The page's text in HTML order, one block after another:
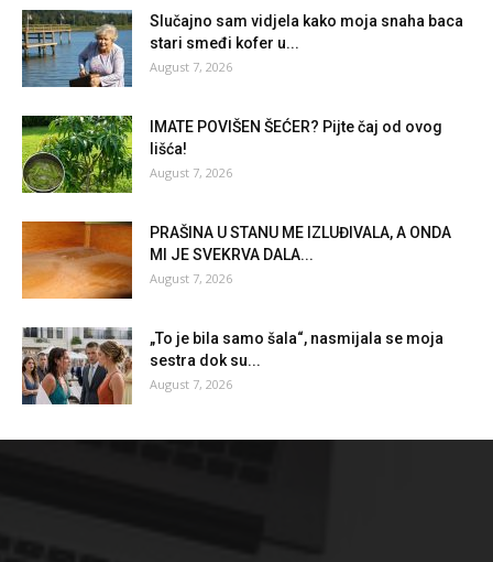
Slučajno sam vidjela kako moja snaha baca
stari smeđi kofer u...
August 7, 2026
IMATE POVIŠEN ŠEĆER? Pijte čaj od ovog
lišća!
August 7, 2026
PRAŠINA U STANU ME IZLUĐIVALA, A ONDA
MI JE SVEKRVA DALA...
August 7, 2026
„To je bila samo šala“, nasmijala se moja
sestra dok su...
August 7, 2026